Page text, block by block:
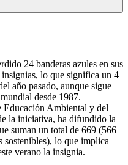
24 banderas azules en sus
lo que significa un 4
año pasado, aunque sigue
desde 1987.
Educación Ambiental y del
la iniciativa, ha difundido la
suman un total de 669 (566
sostenibles), lo que implica
verano la insignia.